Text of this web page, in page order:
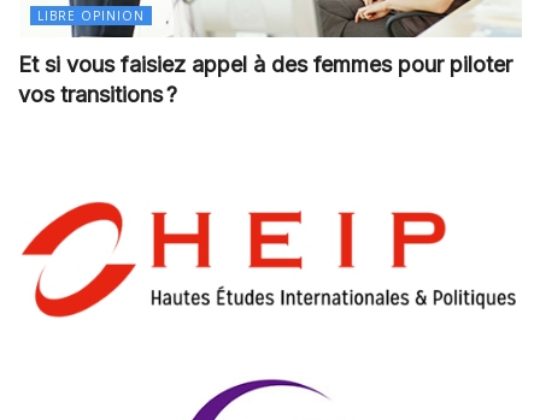
LIBRE OPINION
Et si vous faisiez appel à des femmes pour piloter
vos transitions ?